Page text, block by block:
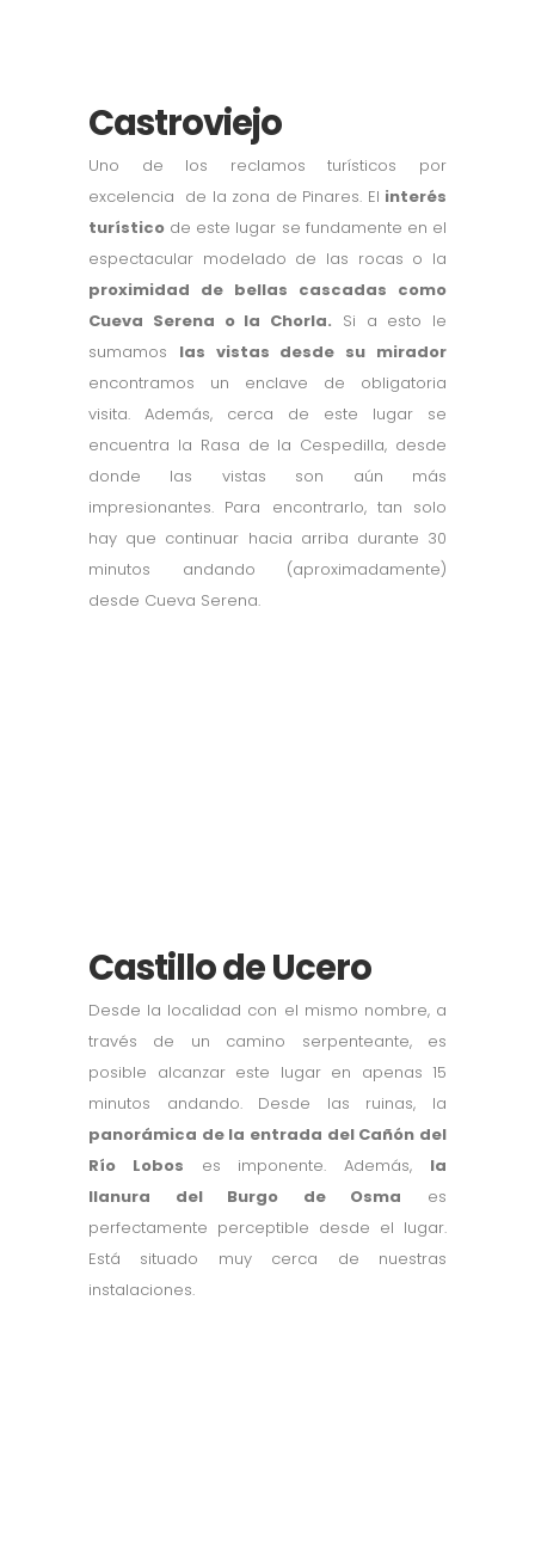
Castroviejo
Uno de los reclamos turísticos por
excelencia de la zona de Pinares. El interés
turístico de este lugar se fundamente en el
espectacular modelado de las rocas o la
proximidad de bellas cascadas como
Cueva Serena o la Chorla. Si a esto le
sumamos las vistas desde su mirador
encontramos un enclave de obligatoria
visita. Además, cerca de este lugar se
encuentra la Rasa de la Cespedilla, desde
donde las vistas son aún más
impresionantes. Para encontrarlo, tan solo
hay que continuar hacia arriba durante 30
minutos andando (aproximadamente)
desde Cueva Serena.
Castillo de Ucero
Desde la localidad con el mismo nombre, a
través de un camino serpenteante, es
posible alcanzar este lugar en apenas 15
minutos andando. Desde las ruinas, la
panorámica de la entrada del Cañón del
Río Lobos es imponente. Además, la
llanura del Burgo de Osma es
perfectamente perceptible desde el lugar.
Está situado muy cerca de nuestras
instalaciones.